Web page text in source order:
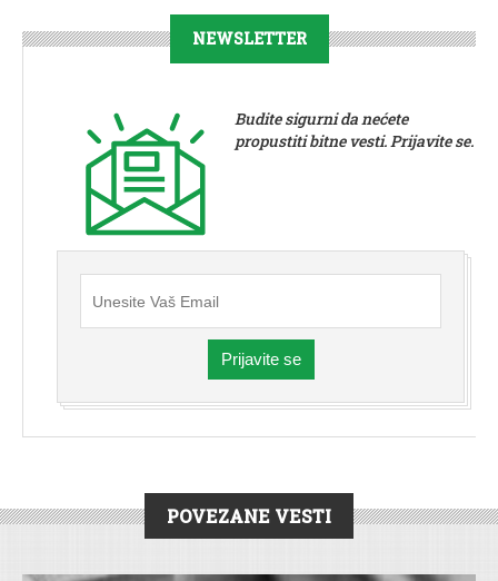
NEWSLETTER
Budite sigurni da nećete
propustiti bitne vesti. Prijavite se.
Prijavite se
POVEZANE VESTI